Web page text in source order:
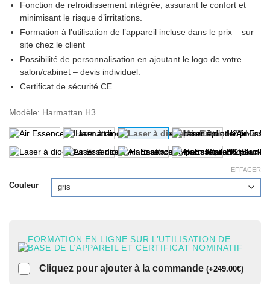
Fonction de refroidissement intégrée, assurant le confort et
minimisant le risque d’irritations.
Formation à l’utilisation de l’appareil incluse dans le prix– sur
site chez le client
Possibilité de personnalisation en ajoutant le logo de votre
salon/cabinet – devis individuel.
Certificat de sécurité CE.
Modèle: Harmattan H3
Couleur
EFFACER
FORMATION EN LIGNE SUR L’UTILISATION DE
BASE DE L’APPAREIL ET CERTIFICAT NOMINATIF
Cliquez pour ajouter à la commande (+249.00€)